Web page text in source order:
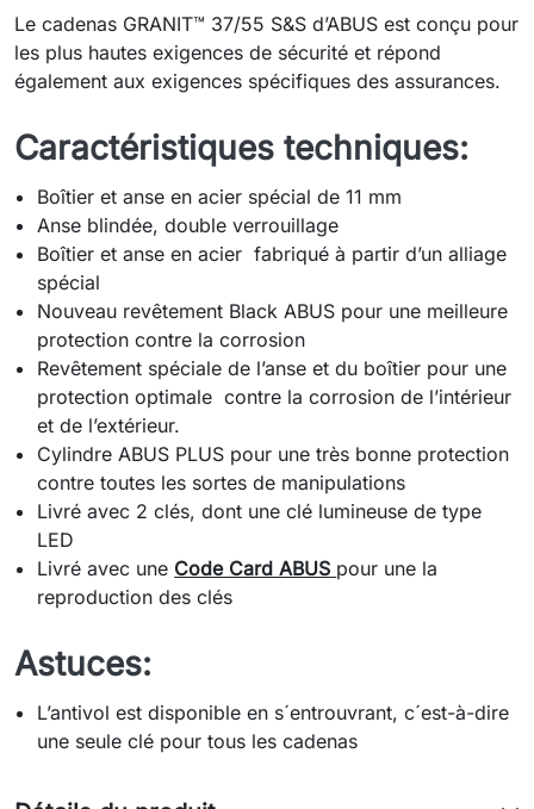
Le cadenas GRANIT™ 37/55 S&S d’ABUS est conçu pour
les plus hautes exigences de sécurité et répond
également aux exigences spécifiques des assurances.
Caractéristiques techniques:
Boîtier et anse en acier spécial de 11 mm
Anse blindée, double verrouillage
Boîtier et anse en acier fabriqué à partir d’un alliage
spécial
Nouveau revêtement Black ABUS pour une meilleure
protection contre la corrosion
Revêtement spéciale de l’anse et du boîtier pour une
protection optimale contre la corrosion de l’intérieur
et de l’extérieur.
Cylindre ABUS PLUS pour une très bonne protection
contre toutes les sortes de manipulations
Livré avec 2 clés, dont une clé lumineuse de type
LED
Livré avec une Code Card ABUS pour une la
reproduction des clés
Astuces:
L’antivol est disponible en s´entrouvrant, c´est-à-dire
une seule clé pour tous les cadenas